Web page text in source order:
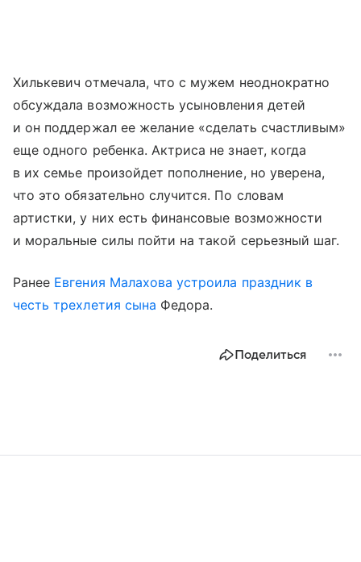
Хилькевич отмечала, что с мужем неоднократно
обсуждала возможность усыновления детей
и он поддержал ее желание «сделать счастливым»
еще одного ребенка. Актриса не знает, когда
в их семье произойдет пополнение, но уверена,
что это обязательно случится. По словам
артистки, у них есть финансовые возможности
и моральные силы пойти на такой серьезный шаг.
Ранее Евгения Малахова устроила праздник в
честь трехлетия сына Федора.
Поделиться